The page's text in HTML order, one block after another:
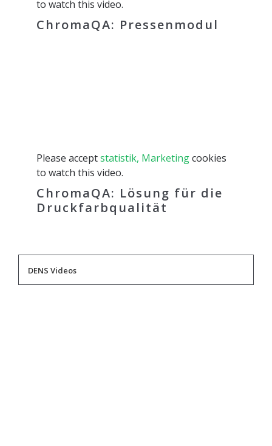
to watch this video.
ChromaQA: Pressenmodul
Please acceptstatistik, Marketingcookies
to watch this video.
ChromaQA: Lösung für die
Druckfarbqualität
DENS Videos